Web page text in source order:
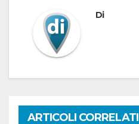
Di
ARTICOLI CORRELATI